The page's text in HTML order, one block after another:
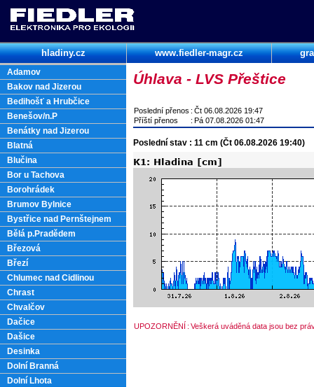
hladiny.cz www.fiedler-magr.cz
Adamov
Bakov nad Jizerou
Bedihošť a Hrubčice
Benešov/n.P
Benátky nad Jizerou
Blatná
Blučina
Bor u Tachova
Borohrádek
Brumov Bylnice
Bystřice nad Pernštejnem
Bělá p.Pradědem
Březová
Březí
Chlumec nad Cidlinou
Chrast
Chvalčov
Dačice
Dašice
Desinka
Dolní Branná
Dolní Lhota
Úhlava - LVS Přeštice
Poslední přenos : Čt 06.08.2026 19:47
Příští přenos
: Pá 07.08.2026 01:47
Poslední stav : 11 cm (Čt 06.08.2026 19:40)
UPOZORNĚNÍ : Veškerá uváděná data jsou bez